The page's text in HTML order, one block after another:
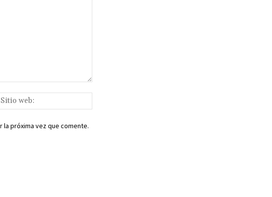
web:
próxima vez que comente.